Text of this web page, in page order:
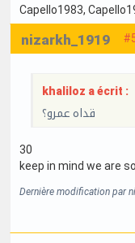
Capello1983,
nizarkh_1919
khaliloz a écrit :
قداه عمرو؟
30
keep in mind we are
Dernière modification par